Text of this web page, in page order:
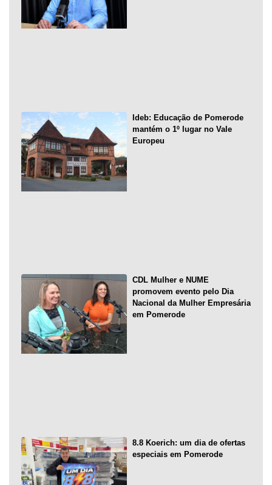
Ideb: Educação de Pomerode
mantém o 1º lugar no Vale
Europeu
CDL Mulher e NUME
promovem evento pelo Dia
Nacional da Mulher Empresária
em Pomerode
8.8 Koerich: um dia de ofertas
especiais em Pomerode